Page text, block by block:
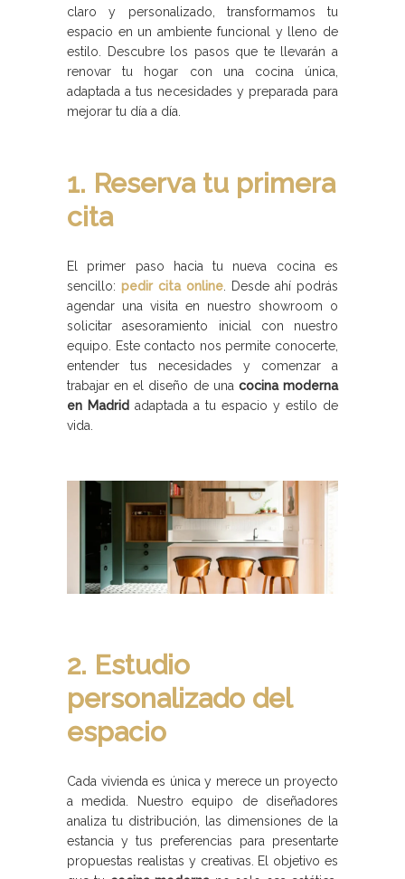
claro y personalizado, transformamos tu
espacio en un ambiente funcional y lleno de
estilo. Descubre los pasos que te llevarán a
renovar tu hogar con una cocina única,
adaptada a tus necesidades y preparada para
mejorar tu día a día.
1. Reserva tu primera
cita
El primer paso hacia tu nueva cocina es
sencillo: pedir cita online . Desde ahí podrás
agendar una visita en nuestro showroom o
solicitar asesoramiento inicial con nuestro
equipo. Este contacto nos permite conocerte,
entender tus necesidades y comenzar a
trabajar en el diseño de una cocina moderna
en Madrid adaptada a tu espacio y estilo de
vida.
2. Estudio
personalizado del
espacio
Cada vivienda es única y merece un proyecto
a medida. Nuestro equipo de diseñadores
analiza tu distribución, las dimensiones de la
estancia y tus preferencias para presentarte
propuestas realistas y creativas. El objetivo es